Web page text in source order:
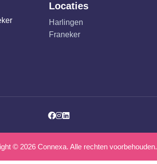
Locaties
Harlingen
Franeker
Facebook
Instagram
LinkedIn
© 2026 Connexa. Alle rechten voorbehouden.